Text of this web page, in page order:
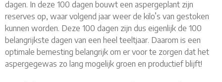
dagen. In deze 100 dagen bouwt een aspergeplant zijn
reserves op, waar volgend jaar weer de kilo’s van gestoken
kunnen worden. Deze 100 dagen zijn dus eigenlijk de 100
belangrijkste dagen van een heel teeltjaar. Daarom is een
optimale bemesting belangrijk om er voor te zorgen dat het
aspergegewas zo lang mogelijk groen en productief blijft!